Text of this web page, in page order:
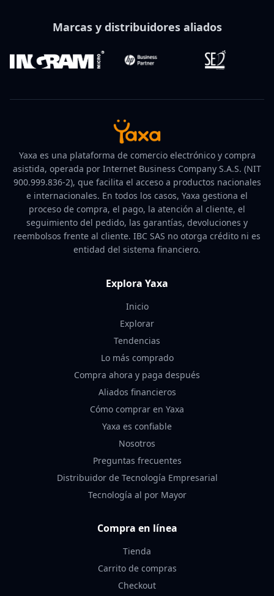
Marcas y distribuidores aliados
Yaxa es una plataforma de comercio electrónico y compra
asistida, operada por Internet Business Company S.A.S. (NIT
900.999.836-2), que facilita el acceso a productos nacionales
e internacionales. En todos los casos, Yaxa gestiona el
proceso de compra, el pago, la atención al cliente, el
seguimiento del pedido, las garantías, devoluciones y
reembolsos frente al cliente. IBC SAS no otorga crédito ni es
entidad del sistema financiero.
Explora Yaxa
Inicio
Explorar
Tendencias
Lo más comprado
Compra ahora y paga después
Aliados financieros
Cómo comprar en Yaxa
Yaxa es confiable
Nosotros
Preguntas frecuentes
Distribuidor de Tecnología Empresarial
Tecnología al por Mayor
Compra en línea
Tienda
Carrito de compras
Checkout